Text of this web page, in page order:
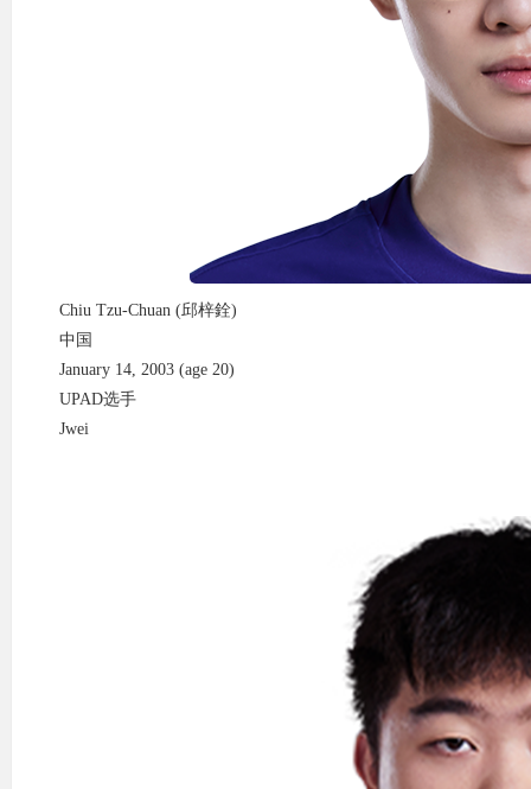
Chiu Tzu-Chuan (邱梓銓)
中国
January 14, 2003 (age 20)
UPAD选手
Jwei